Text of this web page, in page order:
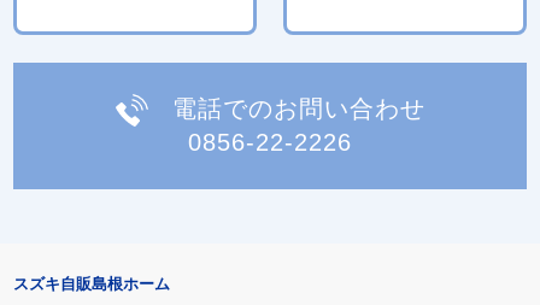
電話でのお問い合わせ
0856-22-2226
スズキ自販島根ホーム